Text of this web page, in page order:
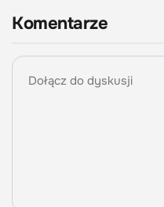
Komentarze